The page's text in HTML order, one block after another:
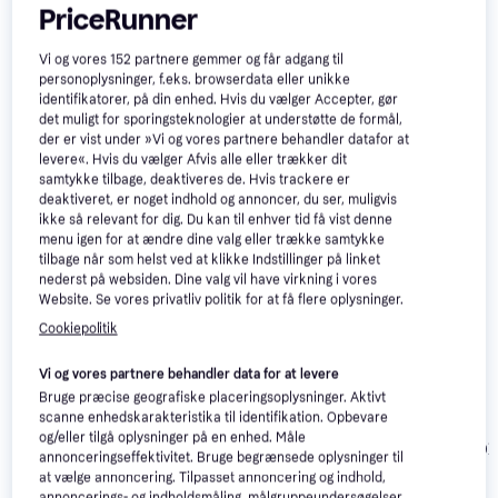
Populære produkter
Roland FP-30X
Black
4.9
Akai MPK Mini Plus
Roland FP-
PriceRunner
Vi og vores152 partnere gemmer og får adgang til
personoplysninger, f.eks. browserdata eller unikke
identifikatorer, på din enhed. Hvis du vælger Accepter, gør
det muligt for sporingsteknologier at understøtte de formål,
der er vist under »Vi og vores partnere behandler datafor at
levere«. Hvis du vælger Afvis alle eller trækker dit
samtykke tilbage, deaktiveres de. Hvis trackere er
deaktiveret, er noget indhold og annoncer, du ser, muligvis
ikke så relevant for dig. Du kan til enhver tid få vist denne
menu igen for at ændre dine valg eller trække samtykke
tilbage når som helst ved at klikke Indstillinger på linket
nederst på websiden. Dine valg vil have virkning i vores
Website. Se vores privatliv politik for at få flere oplysninger.
Cookiepolitik
Vi og vores partnere behandler data for at levere
Bruge præcise geografiske placeringsoplysninger. Aktivt
scanne enhedskarakteristika til identifikation. Opbevare
og/eller tilgå oplysninger på en enhed. Måle
annonceringseffektivitet. Bruge begrænsede oplysninger til
at vælge annoncering. Tilpasset annoncering og indhold,